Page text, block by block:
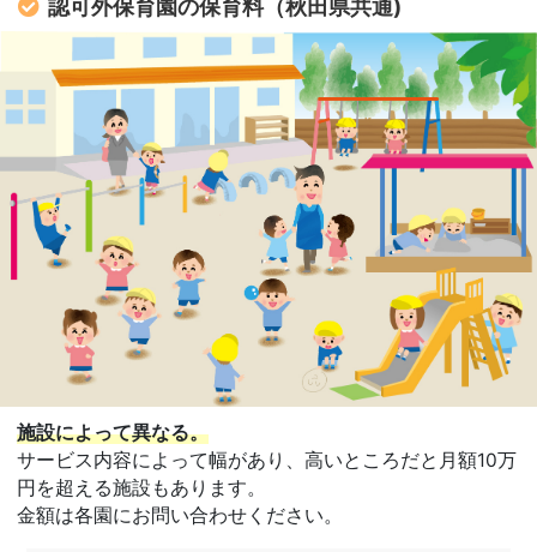
認可外保育園の保育料（秋田県共通)
施設によって異なる。
サービス内容によって幅があり、高いところだと月額10万
円を超える施設もあります。
金額は各園にお問い合わせください。